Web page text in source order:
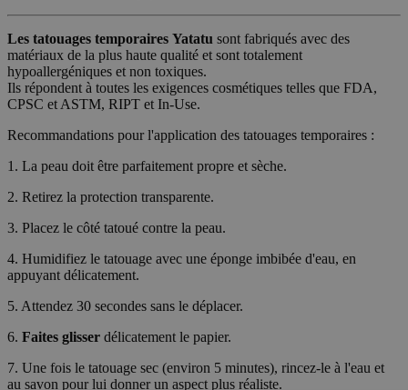
Les tatouages temporaires Yatatu sont fabriqués avec des
matériaux de la plus haute qualité et sont totalement
hypoallergéniques et non toxiques.
Ils répondent à toutes les exigences cosmétiques telles que FDA,
CPSC et ASTM, RIPT et In-Use.
Recommandations pour l'application des tatouages temporaires :
1. La peau doit être parfaitement propre et sèche.
2. Retirez la protection transparente.
3. Placez le côté tatoué contre la peau.
4. Humidifiez le tatouage avec une éponge imbibée d'eau, en
appuyant délicatement.
5. Attendez 30 secondes sans le déplacer.
6. Faites glisser délicatement le papier.
7. Une fois le tatouage sec (environ 5 minutes), rincez-le à l'eau et
au savon pour lui donner un aspect plus réaliste.